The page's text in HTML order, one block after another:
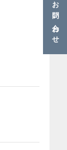
お問い合わせ